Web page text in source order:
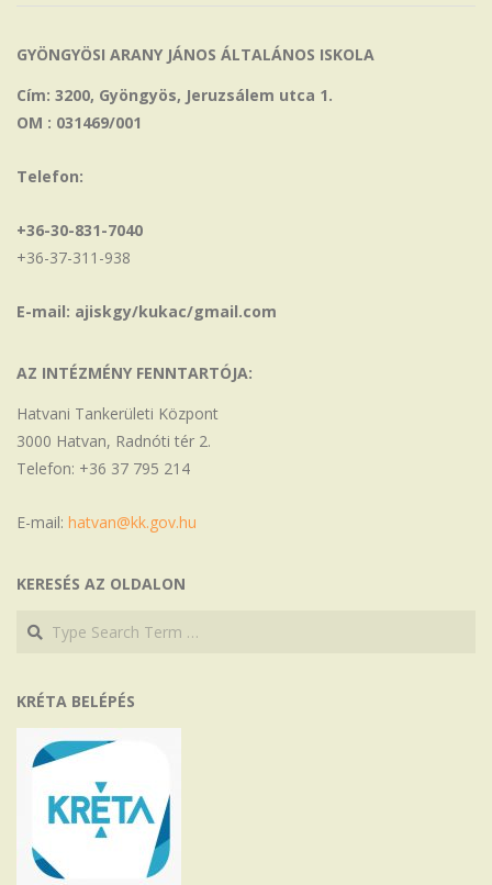
GYÖNGYÖSI ARANY JÁNOS ÁLTALÁNOS ISKOLA
Cím: 3200, Gyöngyös, Jeruzsálem utca 1.
OM : 031469/001
Telefon:
+36-30-831-7040
+36-37-311-938
E-mail: ajiskgy/kukac/gmail.com
AZ INTÉZMÉNY FENNTARTÓJA:
Hatvani Tankerületi Központ
3000 Hatvan, Radnóti tér 2.
Telefon: +36 37 795 214
E-mail: hatvan@kk.gov.hu
KERESÉS AZ OLDALON
Search
Search
KRÉTA BELÉPÉS